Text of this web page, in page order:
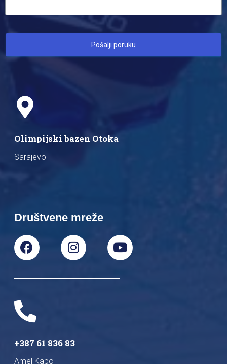
Olimpijski bazen Otoka
Sarajevo
Društvene mreže
+387 61 836 83
Amel Kapo
Pošalji poruku